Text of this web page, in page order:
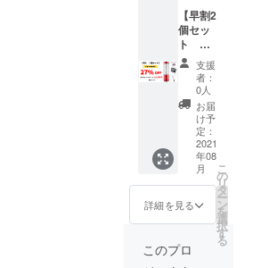
ニング
ブラシ
×1 ・
USB充
電ケー
ブル×1
・日本
語説明
書×1
※ACア
ダプ
ターは
付属し
ていま
せん。
ダー本
体×2 ・
BPAフ
リー・
シリコ
ン製氷
トレイ
×2 ・
BPAフ
リー・
シリコ
ンプ
レップ
バッグ
ポータ
ブルブ
【早割2
個セッ
ト ブ
レン
ダー一
式×2・
ブラシ2
個】一
般販売
予定価
格：
25,080
円
→18,30
8円 ・
BEVVO
ポータ
ブルブ
支援
者：
0人
お届
け予
定：
2021
年08
月
詳細を見る
こ
の
リ
タ
ー
ン
を
選
択
す
る
このプロ